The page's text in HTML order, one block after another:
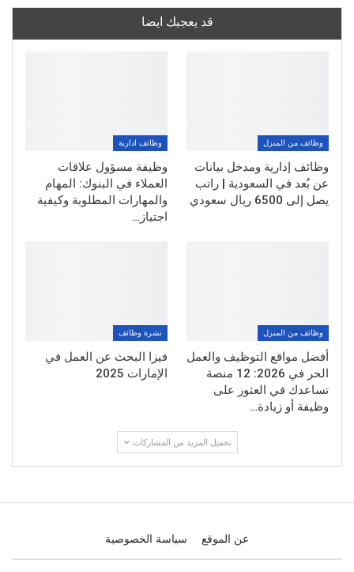
قد يعجبك ايضا
وظائف من المنزل
وظائف إدارية ومدخل بيانات
عن بُعد في السعودية | راتب
يصل إلى 6500 ريال سعودي
وظائف ادارية
وظيفة مسؤول علاقات
العملاء في البنوك: المهام
والمهارات المطلوبة وكيفية
اجتياز…
وظائف من المنزل
أفضل مواقع التوظيف والعمل
الحر في 2026: 12 منصة
تساعدك في العثور على
وظيفة أو زيادة…
نشرة وظائف
فيزا البحث عن العمل في
الإمارات 2025
تحميل المزيد من المشاركات
عن الموقع سياسة الخصوصية